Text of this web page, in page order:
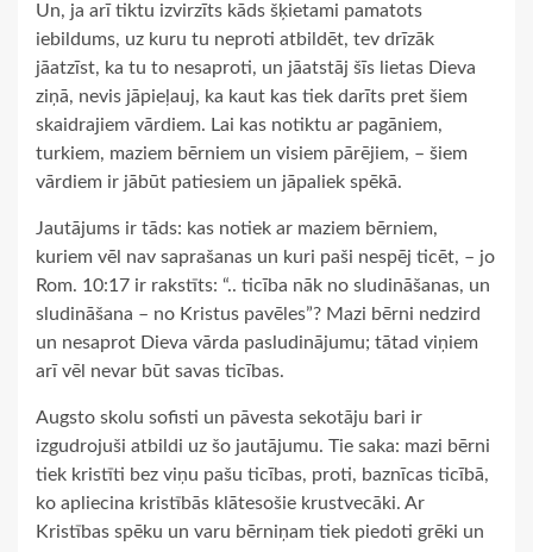
Un, ja arī tiktu izvirzīts kāds šķietami pamatots
iebildums, uz kuru tu neproti atbildēt, tev drīzāk
jāatzīst, ka tu to nesaproti, un jāatstāj šīs lietas Dieva
ziņā, nevis jāpieļauj, ka kaut kas tiek darīts pret šiem
skaidrajiem vārdiem. Lai kas notiktu ar pagāniem,
turkiem, maziem bērniem un visiem pārējiem, – šiem
vārdiem ir jābūt patiesiem un jāpaliek spēkā.
Jautājums ir tāds: kas notiek ar maziem bērniem,
kuriem vēl nav saprašanas un kuri paši nespēj ticēt, – jo
Rom. 10:17 ir rakstīts: “.. ticība nāk no sludināšanas, un
sludināšana – no Kristus pavēles”? Mazi bērni nedzird
un nesaprot Dieva vārda pasludinājumu; tātad viņiem
arī vēl nevar būt savas ticības.
Augsto skolu sofisti un pāvesta sekotāju bari ir
izgudrojuši atbildi uz šo jautājumu. Tie saka: mazi bērni
tiek kristīti bez viņu pašu ticības, proti, baznīcas ticībā,
ko apliecina kristībās klātesošie krustvecāki. Ar
Kristības spēku un varu bērniņam tiek piedoti grēki un